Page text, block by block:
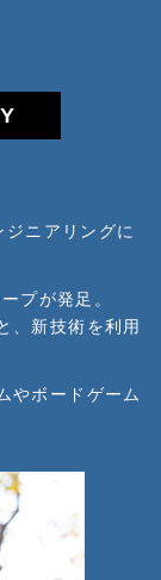
ニアリングに
プが発足。
、新技術を利用
やボードゲーム